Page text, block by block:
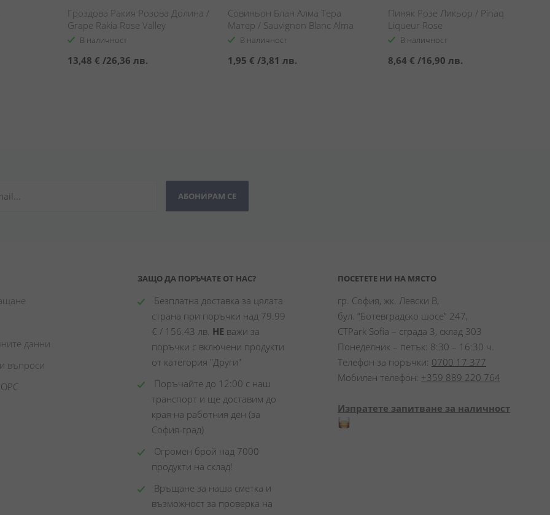
Гроздова Ракия Розова Долина /
Grape Rakia Rose Valley
В наличност
13,48 € /26,36 лв.
Совиньон Блан Алма Тера
Матер / Sauvignon Blanc Alma
Terra Mater
В наличност
1,95 € /3,81 лв.
Пиняк Розе Ликьор / Pinaq
Liqueur Rose
В наличност
8,64 € /16,90 лв.
АБОНИРАМ СЕ
данни
въпроси
ЗАЩО ДА ПОРЪЧАТЕ ОТ НАС?
Безплатна доставка за цялата
страна при поръчки над 79.99
€ / 156.43 лв. НЕ важи за
поръчки с включени продукти
от категория "Други"
Поръчайте до 12:00 с наш
транспорт и ще доставим до
края на работния ден (за
София-град)
Огромен брой над 7000
продукти на склад!
Връщане за наша сметка и
възможност за проверка на
ПОСЕТЕТЕ НИ НА МЯСТО
гр. София, жк. Левски В,
бул. “Ботевградско шосе” 247,
CTPark Sofia – сграда 3, склад 303
Понеделник – петък: 8:30 – 16:30 ч.
Телефон за поръчки: 0700 17 377
Мобилен телефон: +359 889 220 764
Изпратете запитване за наличност